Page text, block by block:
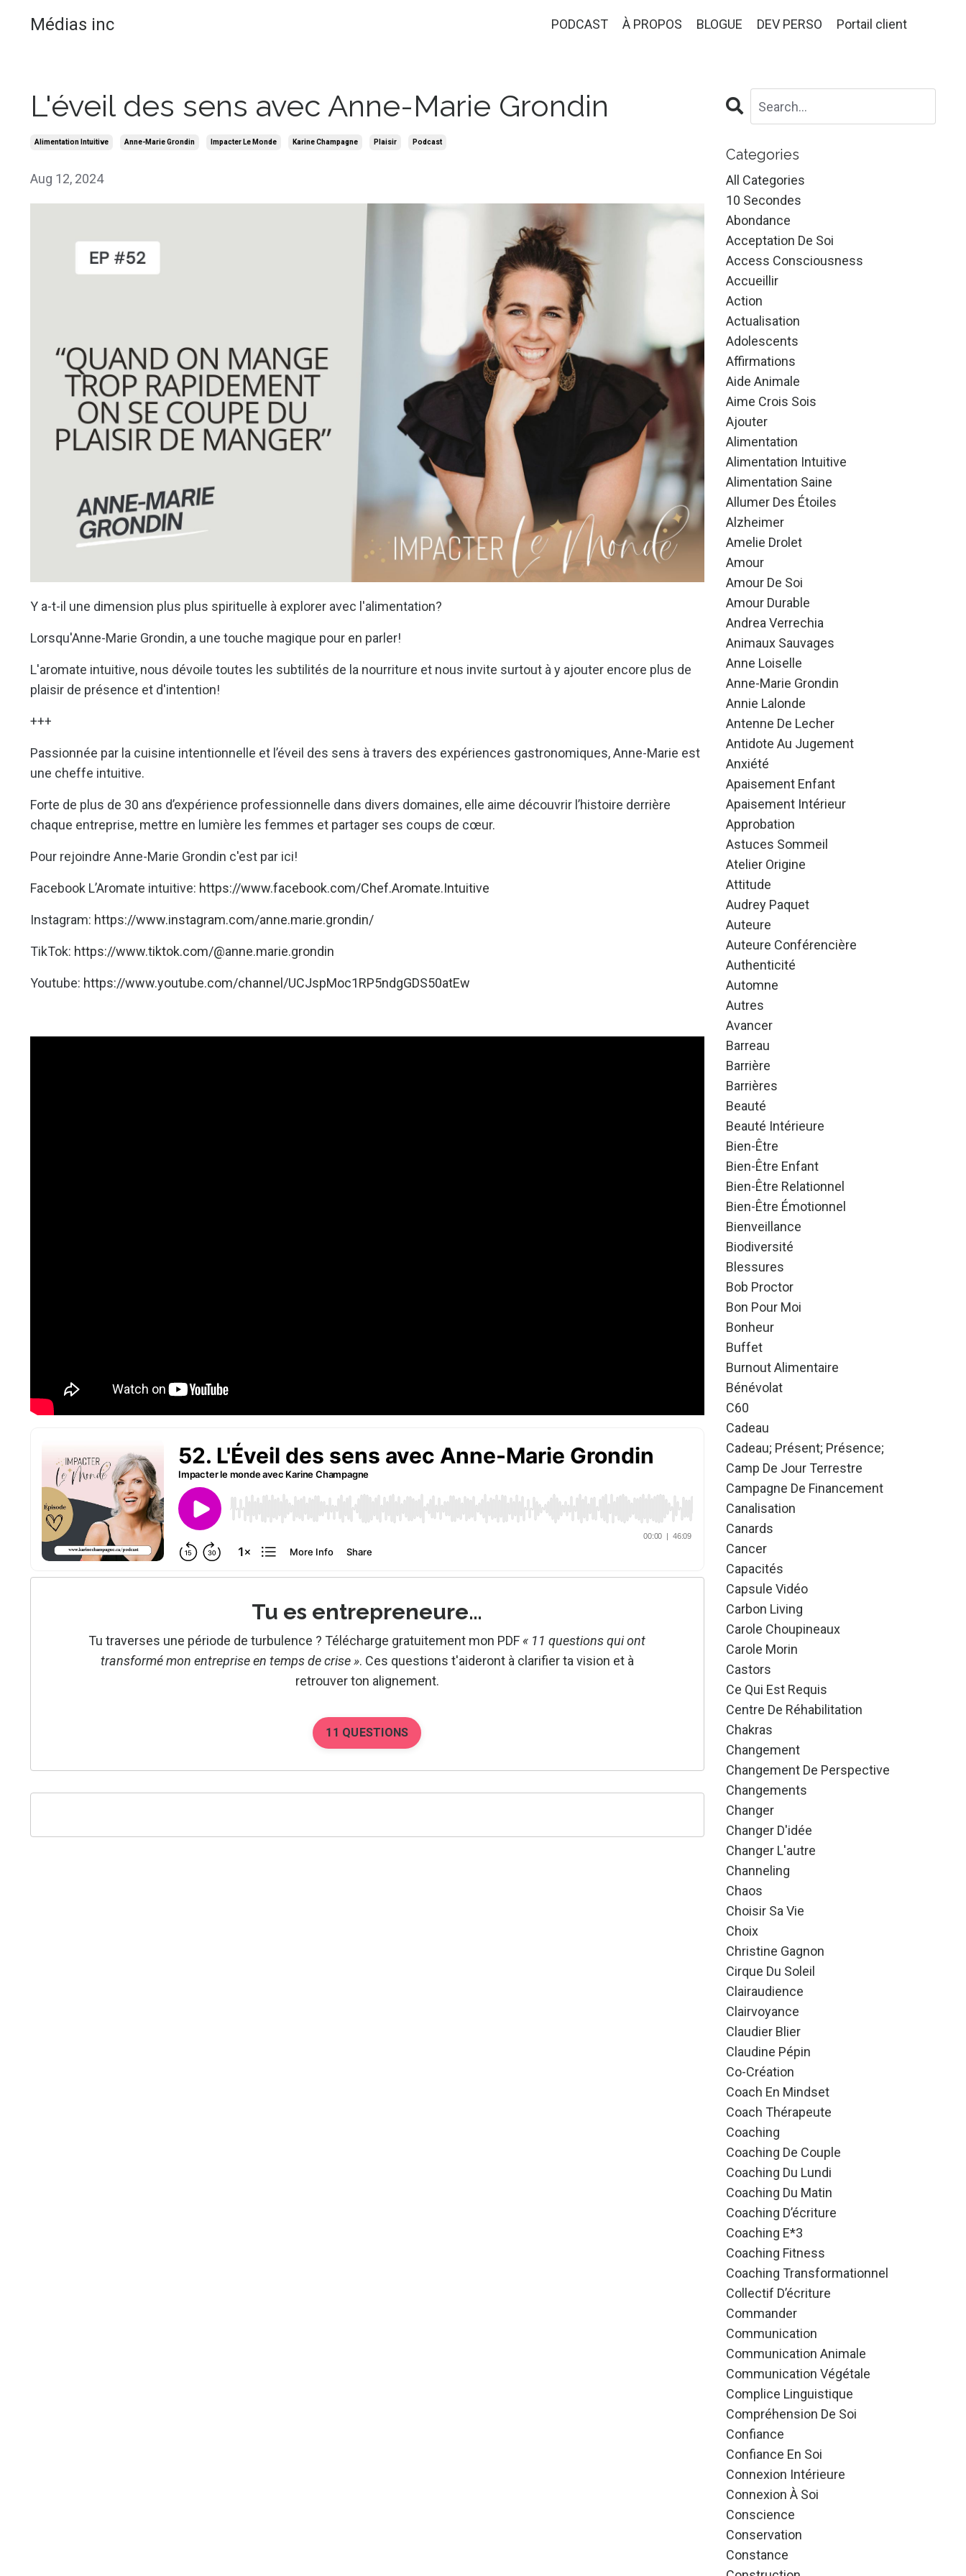
Médias inc PODCAST À PROPOS BLOGUE DEV PERSO Portail client
L'éveil des sens avec Anne-Marie Grondin
Alimentation Intuitive Anne-Marie Grondin Impacter Le Monde Karine Champagne Plaisir Podcast
Aug 12, 2024
Y a-t-il une dimension plus plus spirituelle à explorer avec l'alimentation?
Lorsqu'Anne-Marie Grondin, a une touche magique pour en parler!
L'aromate intuitive, nous dévoile toutes les subtilités de la nourriture et nous invite surtout à y ajouter encore plus de
plaisir de présence et d'intention!
+++
Passionnée par la cuisine intentionnelle et l’éveil des sens à travers des expériences gastronomiques, Anne-Marie est
une cheffe intuitive.
Forte de plus de 30 ans d’expérience professionnelle dans divers domaines, elle aime découvrir l’histoire derrière
chaque entreprise, mettre en lumière les femmes et partager ses coups de cœur.
Pour rejoindre Anne-Marie Grondin c'est par ici!
Facebook L’Aromate intuitive: https://www.facebook.com/Chef.Aromate.Intuitive
Instagram: https://www.instagram.com/anne.marie.grondin/
TikTok: https://www.tiktok.com/@anne.marie.grondin
Youtube: https://www.youtube.com/channel/UCJspMoc1RP5ndgGDS50atEw
Tu es entrepreneure…
Tu traverses une période de turbulence ? Télécharge gratuitement mon PDF « 11 questions qui ont
transformé mon entreprise en temps de crise ». Ces questions t'aideront à clarifier ta vision et à
retrouver ton alignement.
11 QUESTIONS
Categories
All Categories
10 Secondes
Abondance
Acceptation De Soi
Access Consciousness
Accueillir
Action
Actualisation
Adolescents
Affirmations
Aide Animale
Aime Crois Sois
Ajouter
Alimentation
Alimentation Intuitive
Alimentation Saine
Allumer Des Étoiles
Alzheimer
Amelie Drolet
Amour
Amour De Soi
Amour Durable
Andrea Verrechia
Animaux Sauvages
Anne Loiselle
Anne-Marie Grondin
Annie Lalonde
Antenne De Lecher
Antidote Au Jugement
Anxiété
Apaisement Enfant
Apaisement Intérieur
Approbation
Astuces Sommeil
Atelier Origine
Attitude
Audrey Paquet
Auteure
Auteure Conférencière
Authenticité
Automne
Autres
Avancer
Barreau
Barrière
Barrières
Beauté
Beauté Intérieure
Bien-Être
Bien-Être Enfant
Bien-Être Relationnel
Bien-Être Émotionnel
Bienveillance
Biodiversité
Blessures
Bob Proctor
Bon Pour Moi
Bonheur
Buffet
Burnout Alimentaire
Bénévolat
C60
Cadeau
Cadeau; Présent; Présence;
Camp De Jour Terrestre
Campagne De Financement
Canalisation
Canards
Cancer
Capacités
Capsule Vidéo
Carbon Living
Carole Choupineaux
Carole Morin
Castors
Ce Qui Est Requis
Centre De Réhabilitation
Chakras
Changement
Changement De Perspective
Changements
Changer
Changer D'idée
Changer L'autre
Channeling
Chaos
Choisir Sa Vie
Choix
Christine Gagnon
Cirque Du Soleil
Clairaudience
Clairvoyance
Claudier Blier
Claudine Pépin
Co-Création
Coach En Mindset
Coach Thérapeute
Coaching
Coaching De Couple
Coaching Du Lundi
Coaching Du Matin
Coaching D’écriture
Coaching E*3
Coaching Fitness
Coaching Transformationnel
Collectif D’écriture
Commander
Communication
Communication Animale
Communication Végétale
Complice Linguistique
Compréhension De Soi
Confiance
Confiance En Soi
Connexion Intérieure
Connexion À Soi
Conscience
Conservation
Constance